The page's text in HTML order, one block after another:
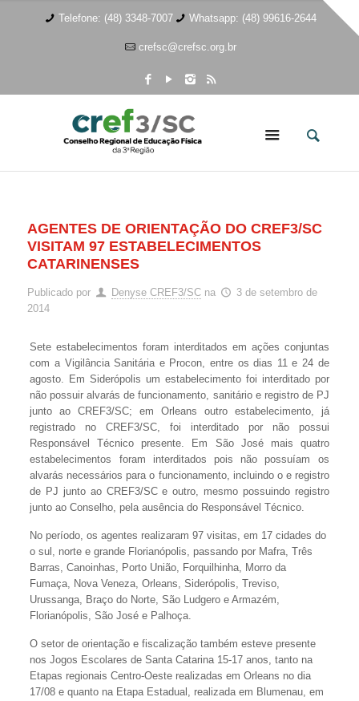
Telefone: (48) 3348-7007 Whatsapp: (48) 99616-2644
crefsc@crefsc.org.br
AGENTES DE ORIENTAÇÃO DO CREF3/SC
VISITAM 97 ESTABELECIMENTOS
CATARINENSES
Publicado por Denyse CREF3/SC na
3 de setembro de
2014
Sete estabelecimentos foram interditados em ações conjuntas
com a Vigilância Sanitária e Procon, entre os dias 11 e 24 de
agosto. Em Siderópolis um estabelecimento foi interditado por
não possuir alvarás de funcionamento, sanitário e registro de PJ
junto ao CREF3/SC; em Orleans outro estabelecimento, já
registrado no CREF3/SC, foi interditado por não possui
Responsável Técnico presente. Em São José mais quatro
estabelecimentos foram interditados pois não possuíam os
alvarás necessários para o funcionamento, incluindo o e registro
de PJ junto ao CREF3/SC e outro, mesmo possuindo registro
junto ao Conselho, pela ausência do Responsável Técnico.
No período, os agentes realizaram 97 visitas, em 17 cidades do
o sul, norte e grande Florianópolis, passando por Mafra, Três
Barras, Canoinhas, Porto União, Forquilhinha, Morro da
Fumaça, Nova Veneza, Orleans, Siderópolis, Treviso,
Urussanga, Braço do Norte, São Ludgero e Armazém,
Florianópolis, São José e Palhoça.
O setor de orientação e fiscalização também esteve presente
nos Jogos Escolares de Santa Catarina 15-17 anos, tanto na
Etapas regionais Centro-Oeste realizadas em Orleans no dia
17/08 e quanto na Etapa Estadual, realizada em Blumenau, em